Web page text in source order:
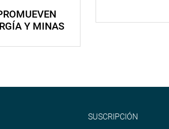
Y MINAS
SUSCRIPCIÓN